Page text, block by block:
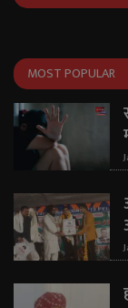
MOST POPULAR